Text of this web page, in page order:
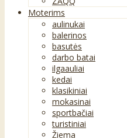
Moterims
aulinukai
balerinos
basutės
darbo batai
ilgaauliai
kedai
klasikiniai
mokasinai
sportbačiai
turistiniai
Žiema